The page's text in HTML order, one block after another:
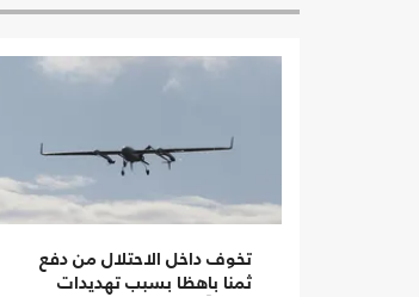
تخوف داخل الاحتلال من دفع
ثمنا باهظا بسبب تهديدات